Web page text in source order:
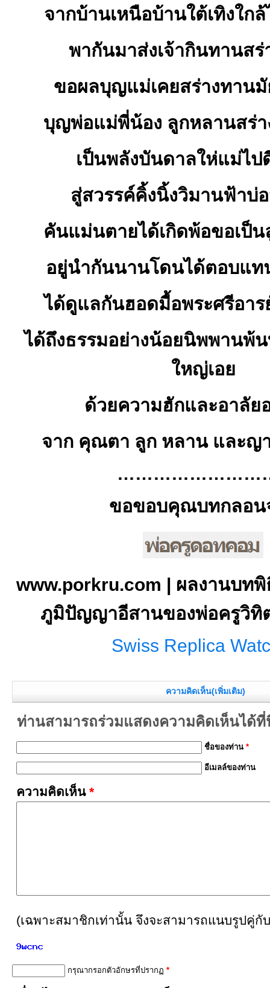
จากบ้านเหนือบ้านใต้เทิงใก
พากันมาส่งเจ้ากินทานสร่
ขอผลบุญแม่เคยสร่างทานมั
บุญพ่อแม่พี่น้อง ลูกหลานสร่า
เป็นพลังบันดาลให่แม่ไป
สู่สวรรค์คิ้งนิ้งวิมานฟ้าบ่
คันแม่นตายได้เกิดพ้อขอเป็
อยู่นำกันนานโดนได้ตอบแ
ได้ดูแลกันฮอดมื้อพระศรีอาร
ได้ถึงธรรมอย่างน้อยนิพพานพ้
ใหญ่เอย
ด้วยความฮักและอาลัย
จาก คุณตา ลูก หลาน และญ
ขอขอบคุณบทกลอน
www.porkru.com | ผลงานบท
ภูมิปัญญาอีสานของพ่อครูวิทิ
Swiss Replica
ความคิดเห็น(เพิ่มเติม)
ท่านสามารถร่วมแสดงความคิดเห็นได้ที่
ชื่อของท่าน*
อีเมลล์ของท่าน
ความคิดเห็น *
(เฉพาะสมาชิกเท่านั้น จึงจะสามารถแนบรูปคู่กั
กรุณากรอกตัวอักษรที่ปรากฏ *